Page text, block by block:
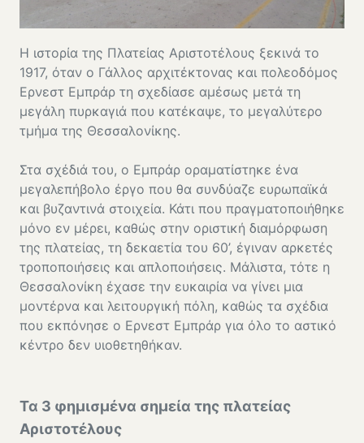
Η ιστορία της Πλατείας Αριστοτέλους ξεκινά το
1917, όταν ο Γάλλος αρχιτέκτονας και πολεοδόμος
Ερνεστ Εμπράρ τη σχεδίασε αμέσως μετά τη
μεγάλη πυρκαγιά που κατέκαψε, το μεγαλύτερο
τμήμα της Θεσσαλονίκης.
Στα σχέδιά του, ο Εμπράρ οραματίστηκε ένα
μεγαλεπήβολο έργο που θα συνδύαζε ευρωπαϊκά
και βυζαντινά στοιχεία. Κάτι που πραγματοποιήθηκε
μόνο εν μέρει, καθώς στην οριστική διαμόρφωση
της πλατείας, τη δεκαετία του 60’, έγιναν αρκετές
τροποποιήσεις και απλοποιήσεις. Μάλιστα, τότε η
Θεσσαλονίκη έχασε την ευκαιρία να γίνει μια
μοντέρνα και λειτουργική πόλη, καθώς τα σχέδια
που εκπόνησε ο Ερνεστ Εμπράρ για όλο το αστικό
κέντρο δεν υιοθετηθήκαν.
Τα 3 φημισμένα σημεία της πλατείας
Αριστοτέλους